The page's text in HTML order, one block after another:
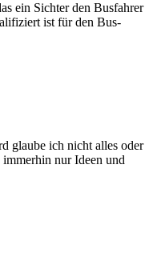
ein Sichter den Busfahrer
ist für den Bus-
glaube ich nicht alles oder
immerhin nurIdeen und